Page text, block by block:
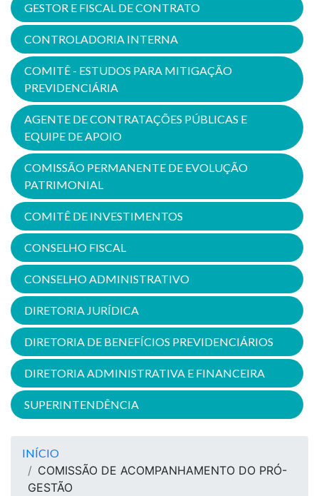
GESTOR E FISCAL DE CONTRATO
CONTROLADORIA INTERNA
COMITÊ - ESTUDOS PARA MITIGAÇÃO
PREVIDENCIÁRIA
AGENTE DE CONTRATAÇÕES PÚBLICAS E
EQUIPE DE APOIO
COMISSÃO PERMANENTE DE EVOLUÇÃO
PATRIMONIAL
COMITÊ DE INVESTIMENTOS
CONSELHO FISCAL
CONSELHO ADMINISTRATIVO
DIRETORIA JURÍDICA
DIRETORIA DE BENEFÍCIOS PREVIDENCIÁRIOS
DIRETORIA ADMINISTRATIVA E FINANCEIRA
SUPERINTENDÊNCIA
INÍCIO
COMISSÃO DE ACOMPANHAMENTO DO PRÓ-
GESTÃO